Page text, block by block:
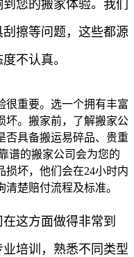
您的搬家体验。我们
擦等问题，这些都源
不认真。
很重要。选一个拥有丰富
坏。搬家前，了解搬家公
否具备搬运易碎品、贵重
谱的搬家公司会为您的
损坏，他们会在24小时内
楚赔付流程及标准。
这方面做得非常到
培训，熟悉不同类型